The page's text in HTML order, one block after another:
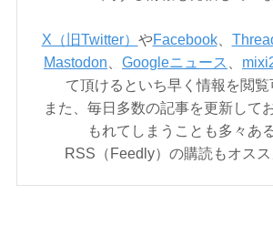
X（旧Twitter） やFacebook、
Mastodon
Googleニュース
て頂けるといち早く情報を閲覧
また、毎日多数の記事を更新して
もれてしまうことも多々あ
RSS（Feedly）の購読もオスス